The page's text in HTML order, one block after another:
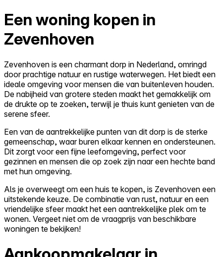
Een woning kopen in
Zevenhoven
Zevenhoven is een charmant dorp in Nederland, omringd
door prachtige natuur en rustige waterwegen. Het biedt een
ideale omgeving voor mensen die van buitenleven houden.
De nabijheid van grotere steden maakt het gemakkelijk om
de drukte op te zoeken, terwijl je thuis kunt genieten van de
serene sfeer.
Een van de aantrekkelijke punten van dit dorp is de sterke
gemeenschap, waar buren elkaar kennen en ondersteunen.
Dit zorgt voor een fijne leefomgeving, perfect voor
gezinnen en mensen die op zoek zijn naar een hechte band
met hun omgeving.
Als je overweegt om een huis te kopen, is Zevenhoven een
uitstekende keuze. De combinatie van rust, natuur en een
vriendelijke sfeer maakt het een aantrekkelijke plek om te
wonen. Vergeet niet om de vraagprijs van beschikbare
woningen te bekijken!